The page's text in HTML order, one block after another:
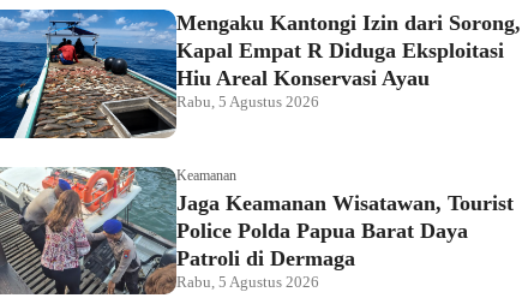
Mengaku Kantongi Izin dari Sorong,
Kapal Empat R Diduga Eksploitasi
Hiu Areal Konservasi Ayau
Rabu, 5 Agustus 2026
Keamanan
Jaga Keamanan Wisatawan, Tourist
Police Polda Papua Barat Daya
Patroli di Dermaga
Rabu, 5 Agustus 2026